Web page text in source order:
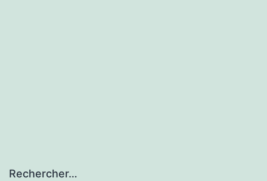
Rechercher…